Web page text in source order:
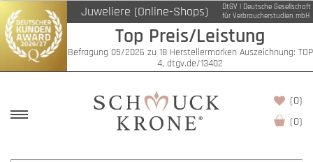
Juweliere (Online-Shops)
DtGV | Deutsche Gesellschaft
für Verbraucherstudien mbH
Top Preis/Leistung
Befragung 05/2026 zu 18 Herstellermarken Auszeichnung: TOP
4, dtgv.de/13402
(0)
(0)